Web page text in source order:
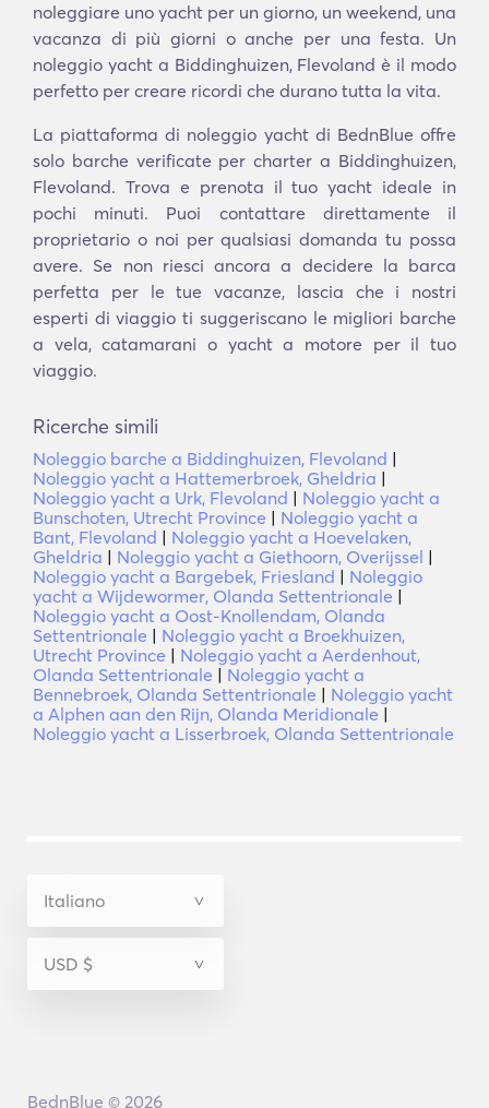
noleggiare uno yacht per un giorno, un weekend, una
vacanza di più giorni o anche per una festa. Un
noleggio yacht a Biddinghuizen, Flevoland è il modo
perfetto per creare ricordi che durano tutta la vita.
La piattaforma di noleggio yacht di BednBlue offre
solo barche verificate per charter a Biddinghuizen,
Flevoland. Trova e prenota il tuo yacht ideale in
pochi minuti. Puoi contattare direttamente il
proprietario o noi per qualsiasi domanda tu possa
avere. Se non riesci ancora a decidere la barca
perfetta per le tue vacanze, lascia che i nostri
esperti di viaggio ti suggeriscano le migliori barche
a vela, catamarani o yacht a motore per il tuo
viaggio.
Ricerche simili
Noleggio barche a Biddinghuizen, Flevoland |
Noleggio yacht a Hattemerbroek, Gheldria |
Noleggio yacht a Urk, Flevoland | Noleggio yacht a
Bunschoten, Utrecht Province | Noleggio yacht a
Bant, Flevoland | Noleggio yacht a Hoevelaken,
Gheldria | Noleggio yacht a Giethoorn, Overijssel |
Noleggio yacht a Bargebek, Friesland | Noleggio
yacht a Wijdewormer, Olanda Settentrionale |
Noleggio yacht a Oost-Knollendam, Olanda
Settentrionale | Noleggio yacht a Broekhuizen,
Utrecht Province | Noleggio yacht a Aerdenhout,
Olanda Settentrionale | Noleggio yacht a
Bennebroek, Olanda Settentrionale | Noleggio yacht
a Alphen aan den Rijn, Olanda Meridionale |
Noleggio yacht a Lisserbroek, Olanda Settentrionale
BednBlue © 2026